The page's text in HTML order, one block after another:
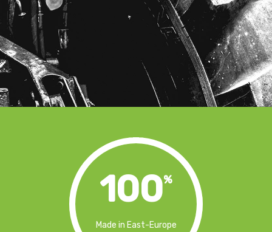
100%
Made in East-Europe